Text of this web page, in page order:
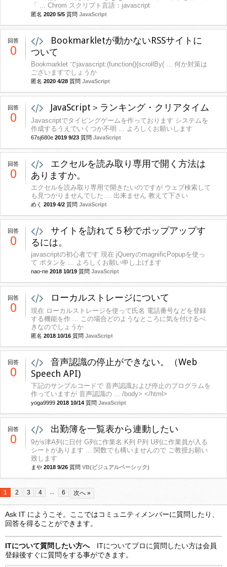
「 ... Chrom スクリプト言語：javascript
匿名 2020 5/5 質問 JavaScript
回答
0
Bookmarkletが動かないRSSサイトに
ついて
Bookmarklet でjavascript:(function(){scrollBy( ... 何か対策は
ございますでしょうか
匿名 2020 4/28 質問 JavaScript
回答
0
JavaScript＞ランキング・クリアタイム
Javascriptでタイピングゲームを作っております システムを
作成するうえでいくつか不明 ... よろしくお願いします
67sj680e 2019 9/23 質問 JavaScript
回答
0
エクセルを読み取り専用で開く方法は
ありますか。
エクセルを読み取り専用で開きたいのですが ウェブ検索して
も見つかりませんでした ... 出来ません 教えて下さい
めく 2019 4/2 質問 JavaScript
回答
0
サイトを訪れて５秒でポップアップす
るには。
javascriptの初心者です 現在 jQueryのmagnificPopupを使っ
て ボタンを ... よろしくお願い申し上げます
nao-ne 2018 10/19 質問 JavaScript
回答
0
ローカルストレージについて
現在 ローカルストレージを使って氏名 電話番号などを登録
する機能を作 ... この場合どのようなところに気を付けるべ
きなのでしょうか
匿名 2018 10/16 質問 JavaScript
回答
0
音声認識の停止ができない。（Web
Speech API)
下記のサンプルコードで 音声認識および停止のプログラムを
作っていますが 音声認識の ... /body> </html>
yoga9999 2018 10/14 質問 JavaScript
回答
0
出勤簿を一覧表から連動したい
9がs津A列に日付 G列に作業名 K列 P列 U列に作業員が入る
シートがあります ... 関数でも構いませんので ご教授お願い
致します
まや 2018 9/26 質問 VB(ビジュアルベーシック)
1 2 3 4 ... 6 次へ »
Ask IT にようこそ。ここではコミュニティメンバーに質問したり、
回答を得ることができます。
ITについて質問したい方へITについてプロに質問したい方は会員
登録後すぐに質問をする事ができます。